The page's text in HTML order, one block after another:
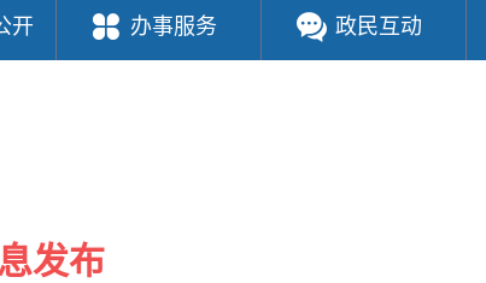
开 办事服务 政民互动
发布